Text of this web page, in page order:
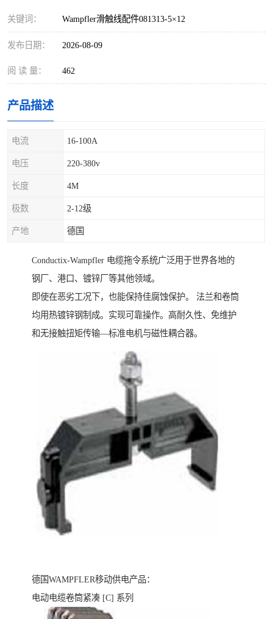
关键词： Wampfler滑触线配件081313-5×12
发布日期： 2026-08-09
阅 读 量： 462
产品描述
电流 16-100A
电压 220-380v
长度 4M
极数 2-12级
产地 德国
Conductix-Wampfler 电缆拖令系统广泛用于世界各地的
钢厂、港口、镀锌厂等其他领域。
即使在恶劣工况下，也能保持佳腐蚀保护。 法兰和卷筒
均用热镀锌钢制成。实现可靠操作。高耐久性、免维护
和无接触扭矩传输—标准电机与磁性耦合器。
德国WAMPFLER移动供电产品：
电动电缆卷筒紧凑 [C] 系列